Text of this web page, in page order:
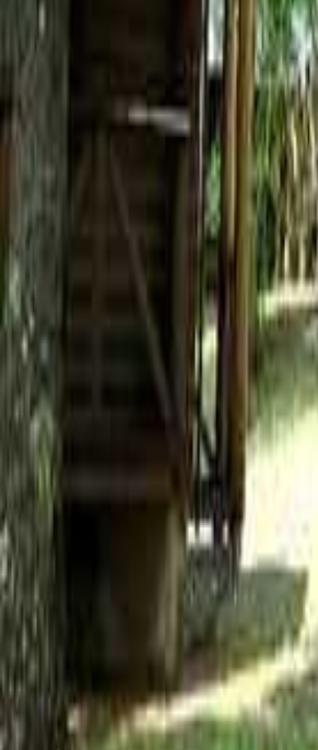
長野のキャンプ場